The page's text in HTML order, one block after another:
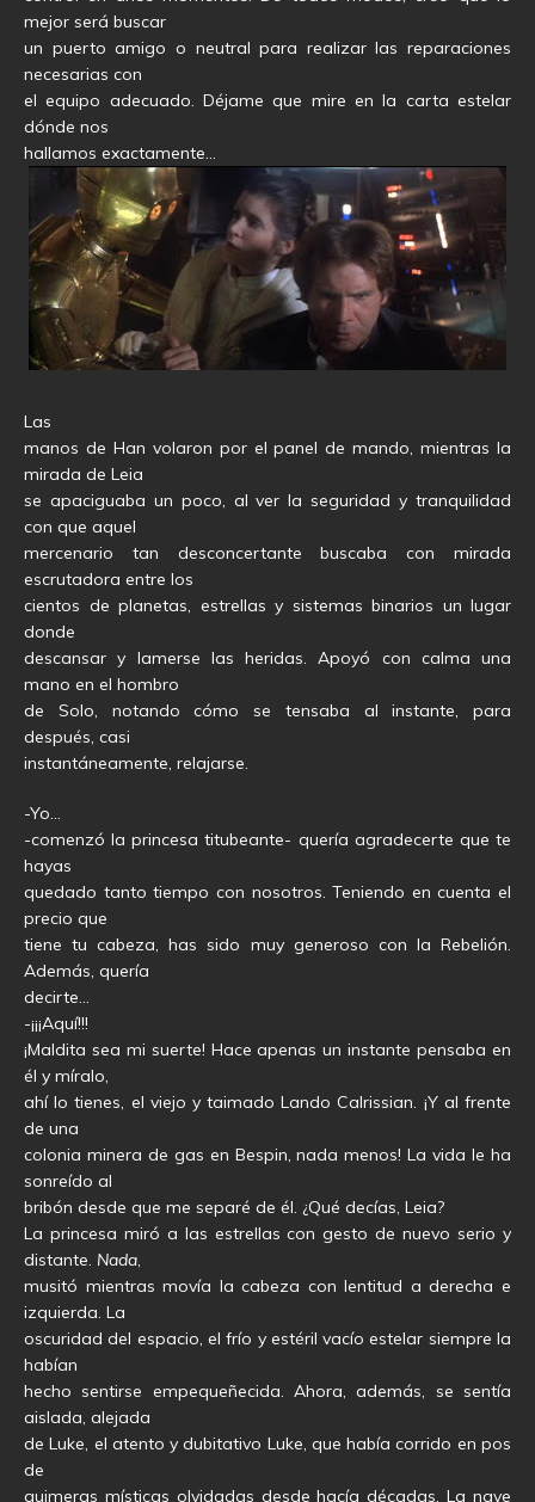
mejor será buscar
un puerto amigo o neutral para realizar las reparaciones
necesarias con
el equipo adecuado. Déjame que mire en la carta estelar
dónde nos
hallamos exactamente…
Las
manos de Han volaron por el panel de mando, mientras la
mirada de Leia
se apaciguaba un poco, al ver la seguridad y tranquilidad
con que aquel
mercenario tan desconcertante buscaba con mirada
escrutadora entre los
cientos de planetas, estrellas y sistemas binarios un lugar
donde
descansar y lamerse las heridas. Apoyó con calma una
mano en el hombro
de Solo, notando cómo se tensaba al instante, para
después, casi
instantáneamente, relajarse.
-Yo…
-comenzó la princesa titubeante- quería agradecerte que te
hayas
quedado tanto tiempo con nosotros. Teniendo en cuenta el
precio que
tiene tu cabeza, has sido muy generoso con la Rebelión.
Además, quería
decirte…
-¡¡¡Aquí!!!
¡Maldita sea mi suerte! Hace apenas un instante pensaba en
él y míralo,
ahí lo tienes, el viejo y taimado Lando Calrissian. ¡Y al frente
de una
colonia minera de gas en Bespin, nada menos! La vida le ha
sonreído al
bribón desde que me separé de él. ¿Qué decías, Leia?
La princesa miró a las estrellas con gesto de nuevo serio y
distante. Nada,
musitó mientras movía la cabeza con lentitud a derecha e
izquierda. La
oscuridad del espacio, el frío y estéril vacío estelar siempre la
habían
hecho sentirse empequeñecida. Ahora, además, se sentía
aislada, alejada
de Luke, el atento y dubitativo Luke, que había corrido en pos
de
quimeras místicas olvidadas desde hacía décadas. La nave